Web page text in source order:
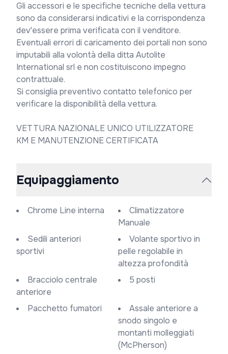
Gli accessori e le specifiche tecniche della vettura
sono da considerarsi indicativi e la corrispondenza
dev'essere prima verificata con il venditore.
Eventuali errori di caricamento dei portali non sono
imputabili alla volontà della ditta Autolite
International srl e non costituiscono impegno
contrattuale.
Si consiglia preventivo contatto telefonico per
verificare la disponibilità della vettura.
VETTURA NAZIONALE UNICO UTILIZZATORE
KM E MANUTENZIONE CERTIFICATA
Equipaggiamento
Chrome Line interna
Climatizzatore
Manuale
Sedili anteriori
sportivi
Volante sportivo in
pelle regolabile in
altezza profondità
Bracciolo centrale
anteriore
5 posti
Pacchetto fumatori
Assale anteriore a
snodo singolo e
montanti molleggiati
(McPherson)